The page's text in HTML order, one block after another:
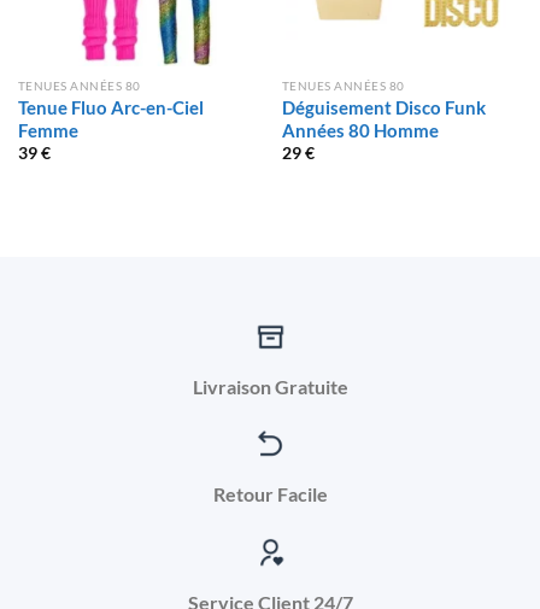
TENUES ANNÉES 80
Tenue Fluo Arc-en-Ciel
Femme
39€
TENUES ANNÉES 80
Déguisement Disco Funk
Années 80 Homme
29€
Livraison Gratuite
Retour Facile
Service Client 24/7